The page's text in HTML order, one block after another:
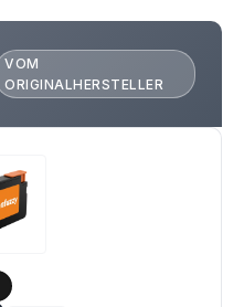
VOM
ORIGINALHERSTELLER